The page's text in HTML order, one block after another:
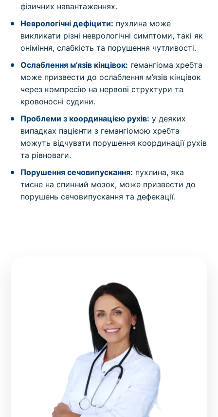
фізичних навантаженнях.
Неврологічні дефіцити: пухлина може
викликати різні неврологічні симптоми, такі як
оніміння, слабкість та порушення чутливості.
Ослаблення м’язів кінцівок: гемангіома хребта
може призвести до ослаблення м’язів кінцівок
через компресію на нервові структури та
кровоносні судини.
Проблеми з координацією рухів: у деяких
випадках пацієнти з гемангіомою хребта
можуть відчувати порушення координації рухів
та рівноваги.
Порушення сечовипускання: пухлина, яка
тисне на спинний мозок, може призвести до
порушень сечовипускання та дефекації.